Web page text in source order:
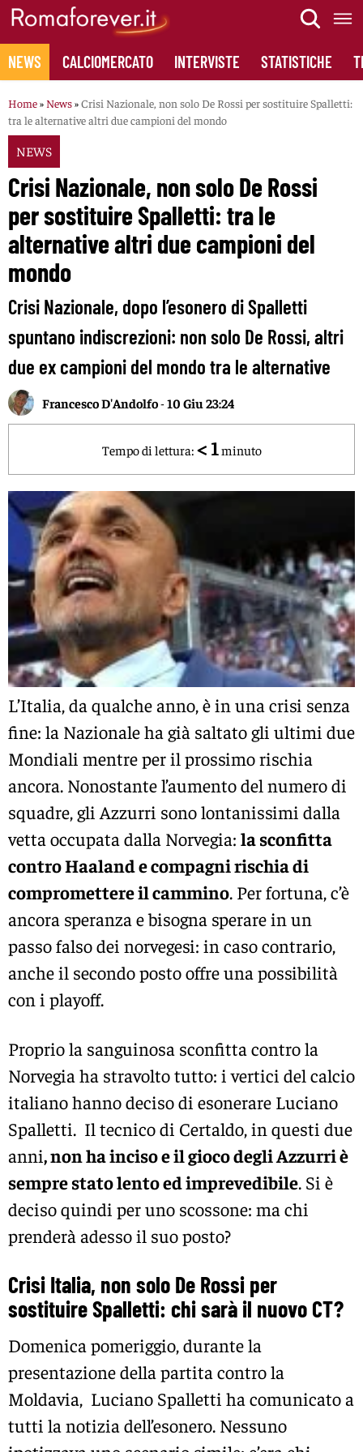
Skip
content
NEWS CALCIOMERCATO INTERVISTE STATISTICHE
Home» News»Crisi Nazionale, non solo De Rossi per sostituire Spalletti:
tra le alternative altri due campioni del mondo
NEWS
Crisi Nazionale, non solo De Rossi
per sostituire Spalletti: tra le
alternative altri due campioni del
mondo
Crisi Nazionale, dopo l’esonero di Spalletti
spuntano indiscrezioni: non solo De Rossi, altri
due ex campioni del mondo tra le alternative
Francesco D'Andolfo-10 Giu 23:24
Tempo di lettura: < 1 minuto
L’Italia, da qualche anno, è in una crisi senza
fine: la Nazionale ha già saltato gli ultimi due
Mondiali mentre per il prossimo rischia
ancora. Nonostante l’aumento del numero di
squadre, gli Azzurri sono lontanissimi dalla
vetta occupata dalla Norvegia: la sconfitta
contro Haaland e compagni rischia di
compromettere il cammino. Per fortuna, c’è
ancora speranza e bisogna sperare in un
passo falso dei norvegesi: in caso contrario,
anche il secondo posto offre una possibilità
con i playoff.
Proprio la sanguinosa sconfitta contro la
Norvegia ha stravolto tutto: i vertici del calcio
italiano hanno deciso di esonerare Luciano
Spalletti. Il tecnico di Certaldo, in questi due
anni, non ha inciso e il gioco degli Azzurri è
sempre stato lento ed imprevedibile. Si è
deciso quindi per uno scossone: ma chi
prenderà adesso il suo posto?
Crisi Italia, non solo De Rossi per
sostituire Spalletti: chi sarà il nuovo CT?
Domenica pomeriggio, durante la
presentazione della partita contro la
Moldavia, Luciano Spalletti ha comunicato a
tutti la notizia dell’esonero. Nessuno